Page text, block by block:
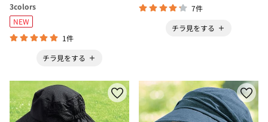
3colors
NEW
1件
チラ見をする
7件
チラ見をする